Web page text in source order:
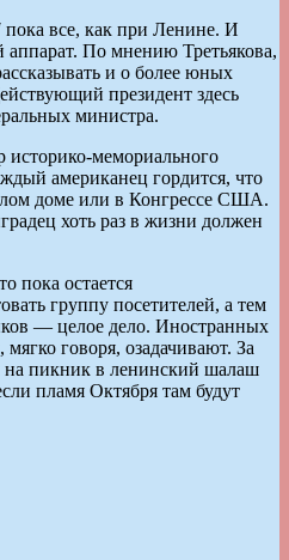
все, как при Ленине. И
аппарат. По мнению Третьякова,
и о более юных
президент здесь
министра.
историко-мемориального
американец гордится, что
доме или в Конгрессе США.
хоть раз в жизни должен
пока остается
группу посетителей, а тем
— целое дело. Иностранных
говоря, озадачивают. За
пикник в ленинский шалаш
пламя Октября там будут